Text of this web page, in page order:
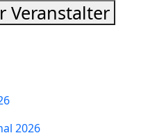
Veranstalter
2026